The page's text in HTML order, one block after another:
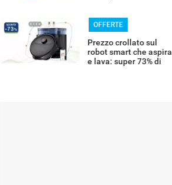
OFFERTE
Prezzo crollato sul
robot smart che aspira
e lava: super 73% di